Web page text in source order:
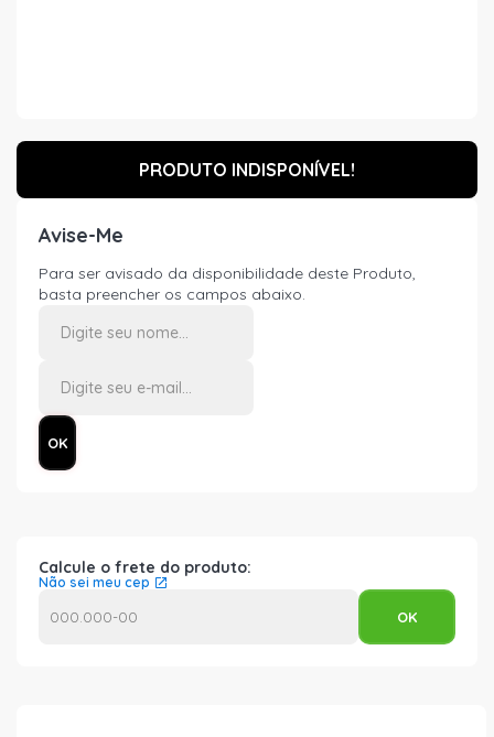
PRODUTO INDISPONÍVEL!
Avise-Me
Para ser avisado da disponibilidade deste Produto,
basta preencher os campos abaixo.
Calcule o frete do produto:
Não sei meu cep